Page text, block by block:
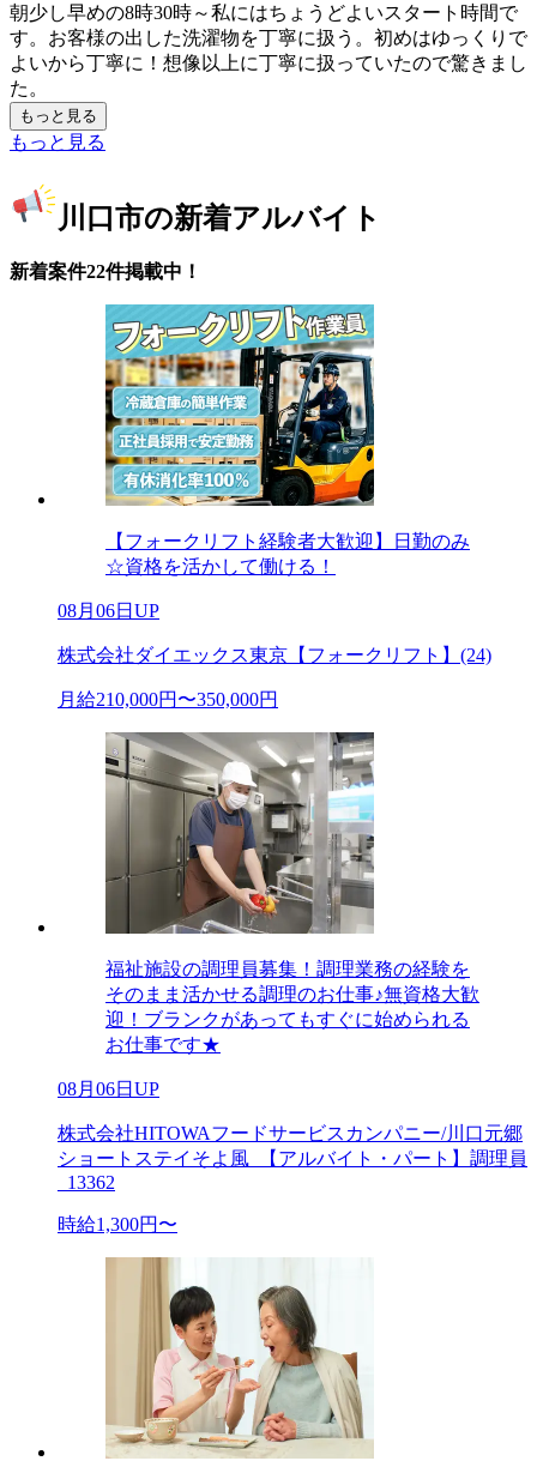
朝少し早めの8時30時～私にはちょうどよいスタート時間で
す。お客様の出した洗濯物を丁寧に扱う。初めはゆっくりで
よいから丁寧に！想像以上に丁寧に扱っていたので驚きまし
た。
もっと見る
もっと見る
川口市の新着アルバイト
新着案件22件掲載中！
【フォークリフト経験者大歓迎】日勤のみ
☆資格を活かして働ける！
08月06日UP
株式会社ダイエックス東京【フォークリフト】(24)
月給210,000円〜350,000円
福祉施設の調理員募集！調理業務の経験を
そのまま活かせる調理のお仕事♪無資格大歓
迎！ブランクがあってもすぐに始められる
お仕事です★
08月06日UP
株式会社HITOWAフードサービスカンパニー/川口元郷
ショートステイそよ風_【アルバイト・パート】調理員
_13362
時給1,300円〜